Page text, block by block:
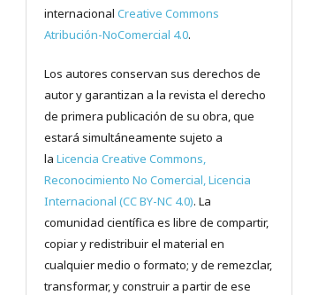
internacionalCreative Commons
Atribución-NoComercial 4.0.
Los autores conservan sus derechos de
autor y garantizan a la revista el derecho
de primera publicación de su obra, que
estará simultáneamente sujeto a
laLicencia Creative Commons,
Reconocimiento No Comercial, Licencia
Internacional (CC BY-NC 4.0). La
comunidad científica es libre de compartir,
copiar y redistribuir el material en
cualquier medio o formato; y de remezclar,
transformar, y construir a partir de ese